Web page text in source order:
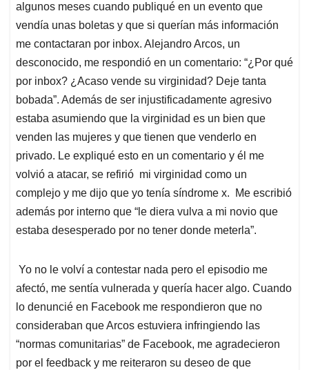
A
p
p
o
o
k
d
I
n
d
s
algunos meses cuando publiqué en un evento que
vendía unas boletas y que si querían más información
me contactaran por inbox. Alejandro Arcos, un
desconocido, me respondió en un comentario: “¿Por qué
por inbox? ¿Acaso vende su virginidad? Deje tanta
bobada”. Además de ser injustificadamente agresivo
estaba asumiendo que la virginidad es un bien que
venden las mujeres y que tienen que venderlo en
privado. Le expliqué esto en un comentario y él me
volvió a atacar, se refirió mi virginidad como un
complejo y me dijo que yo tenía síndrome x. Me escribió
además por interno que “le diera vulva a mi novio que
estaba desesperado por no tener donde meterla”.
Yo no le volví a contestar nada pero el episodio me
afectó, me sentía vulnerada y quería hacer algo. Cuando
lo denuncié en Facebook me respondieron que no
consideraban que Arcos estuviera infringiendo las
“normas comunitarias” de Facebook, me agradecieron
por el feedback y me reiteraron su deseo de que